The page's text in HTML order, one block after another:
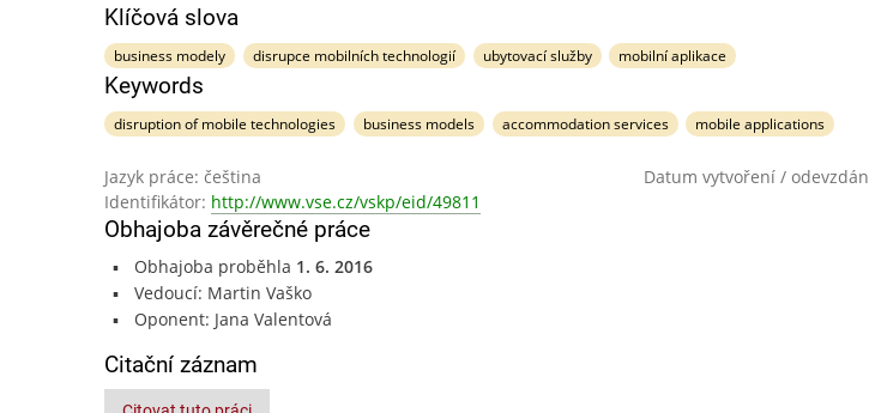
Klíčová slova
business modely disrupce mobilních technologií ubytovací služby mobilní aplikace
Keywords
disruption of mobile technologies business models accommodation services mobile applications
Jazyk práce: čeština
Datum vytvoření /
Identifikátor: http://www.vse.cz/vskp/eid/49811
Obhajoba závěrečné práce
Obhajoba proběhla 1. 6. 2016
Vedoucí: Martin Vaško
Oponent: Jana Valentová
Citační záznam